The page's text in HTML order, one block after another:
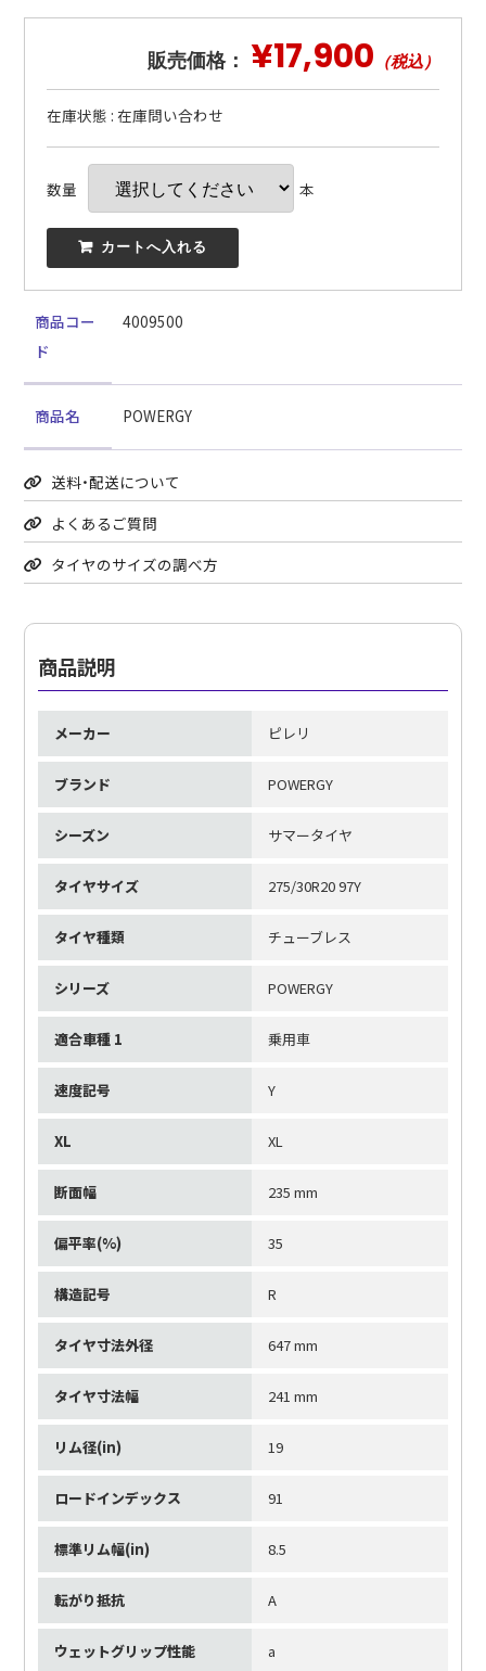
販売価格： ¥17,900 （税込）
在庫状態 : 在庫問い合わせ
数量 本
 カートへ入れる
商品コー
ド
4009500
商品名 POWERGY
送料・配送について
よくあるご質問
タイヤのサイズの調べ方
商品説明
メーカー ピレリ
ブランド POWERGY
シーズン サマータイヤ
タイヤサイズ 275/30R20 97Y
タイヤ種類 チューブレス
シリーズ POWERGY
適合車種 1 乗用車
速度記号 Y
XL XL
断面幅 235 mm
偏平率(%) 35
構造記号 R
タイヤ寸法外径 647 mm
タイヤ寸法幅 241 mm
リム径(in) 19
ロードインデックス 91
標準リム幅(in) 8.5
転がり抵抗 A
ウェットグリップ性能 a